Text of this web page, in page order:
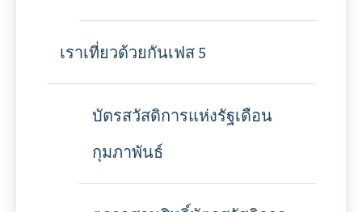
เราเที่ยวด้วยกันเฟส 5
บัตรสวัสดิการแห่งรัฐเดือน
กุมภาพันธ์